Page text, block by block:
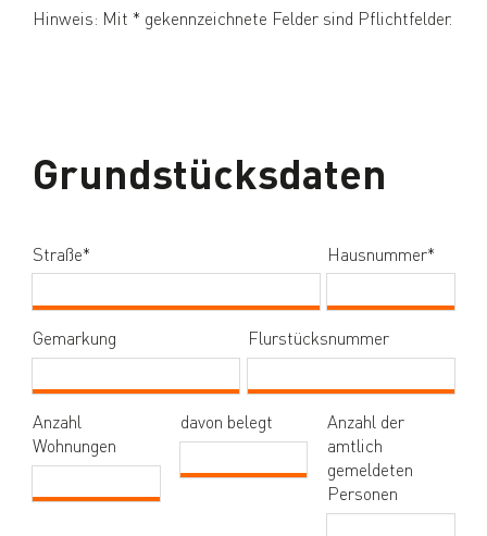
Hinweis: Mit * gekennzeichnete Felder sind Pflichtfelder.
Grundstücksdaten
Straße* Hausnummer*
Gemarkung Flurstücksnummer
Anzahl
Wohnungen
davon belegt
Anzahl der
amtlich
gemeldeten
Personen